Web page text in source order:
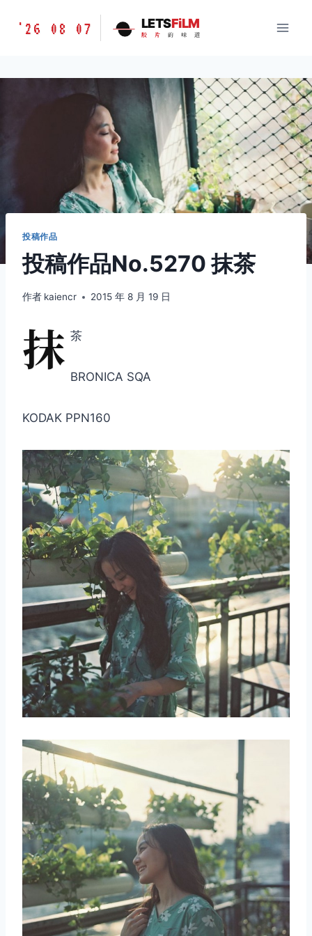
胶
味
'26 08 07 LETSFiLM
胶 片 的 味 道
投稿作品
投稿作品No.5270 抹茶
作者 kaiencr 2015 年 8 月 19 日
抹 茶
BRONICA SQA
KODAK PPN160